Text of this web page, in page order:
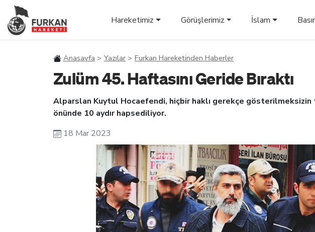
Hareketimiz Görüşlerimiz İslam
Anasayfa Yazılar Furkan Hareketinden Haberler
Zulüm 45. Haftasını Geride Bıraktı
Alparslan Kuytul Hocaefendi, hiçbir haklı gerekçe gösterilmeksizin
önünde 10 aydır hapsediliyor.
18 Mar 2023